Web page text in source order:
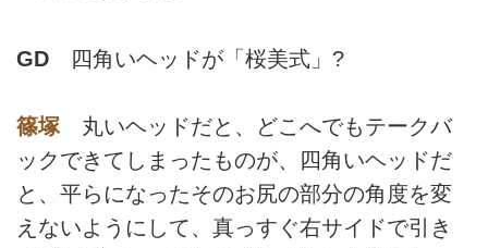
GD 四角いヘッドが「桜美式」?
篠塚丸いヘッドだと、どこへでもテークバ
ックできてしまったものが、四角いヘッドだ
と、平らになったそのお尻の部分の角度を変
えないようにして、真っすぐ右サイドで引き